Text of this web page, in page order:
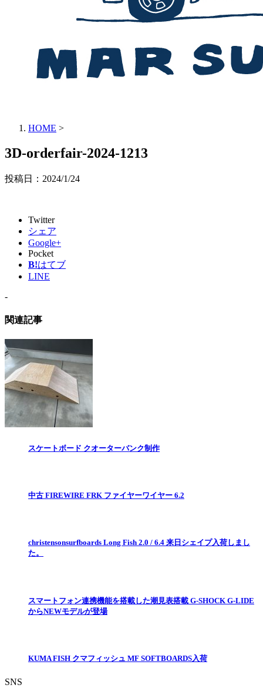
HOME >
3D-orderfair-2024-1213
投稿日： 2024/1/24
Twitter
シェア
Google+
Pocket
B!はてブ
LINE
-
関連記事
スケートボード クオーターバンク制作
中古 FIREWIRE FRK ファイヤーワイヤー 6.2
christensonsurfboards Long Fish 2.0 / 6.4 来日シェイプ入荷しまし
た。
スマートフォン連携機能を搭載した潮見表搭載 G-SHOCK G-LIDE
からNEWモデルが登場
KUMA FISH クマフィッシュ MF SOFTBOARDS入荷
SNS